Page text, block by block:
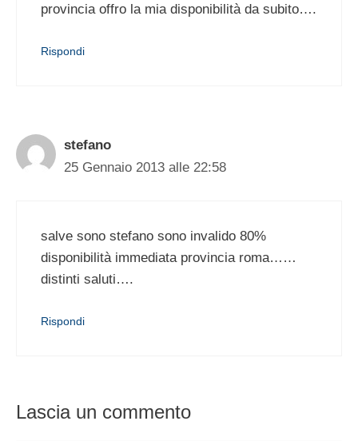
provincia offro la mia disponibilità da subito….
Rispondi
stefano
25 Gennaio 2013 alle 22:58
salve sono stefano sono invalido 80%
disponibilità immediata provincia roma……
distinti saluti….
Rispondi
Lascia un commento